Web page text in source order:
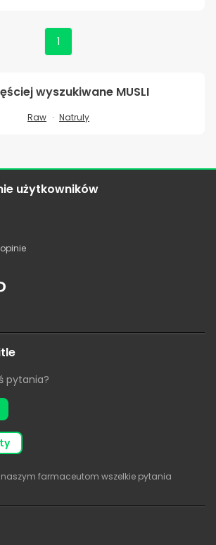
1
wyszukiwane MUSLI
Raw Natruly
użytkowników
opinie
pytania?
farmaceutom wszelkie pytania